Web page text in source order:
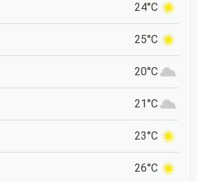
24°C
25°C
20°C
21°C
23°C
26°C